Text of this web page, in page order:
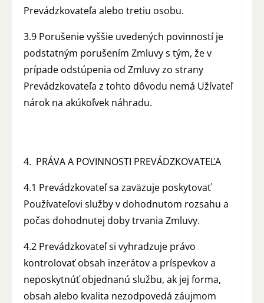
Prevádzkovateľa alebo tretiu osobu.
3.9 Porušenie vyššie uvedených povinností je
podstatným porušením Zmluvy s tým, že v
prípade odstúpenia od Zmluvy zo strany
Prevádzkovateľa z tohto dôvodu nemá Užívateľ
nárok na akúkoľvek náhradu.
4. PRÁVA A POVINNOSTI PREVÁDZKOVATEĽA
4.1 Prevádzkovateľ sa zaväzuje poskytovať
Používateľovi služby v dohodnutom rozsahu a
počas dohodnutej doby trvania Zmluvy.
4.2 Prevádzkovateľ si vyhradzuje právo
kontrolovať obsah inzerátov a príspevkov a
neposkytnúť objednanú službu, ak jej forma,
obsah alebo kvalita nezodpovedá záujmom